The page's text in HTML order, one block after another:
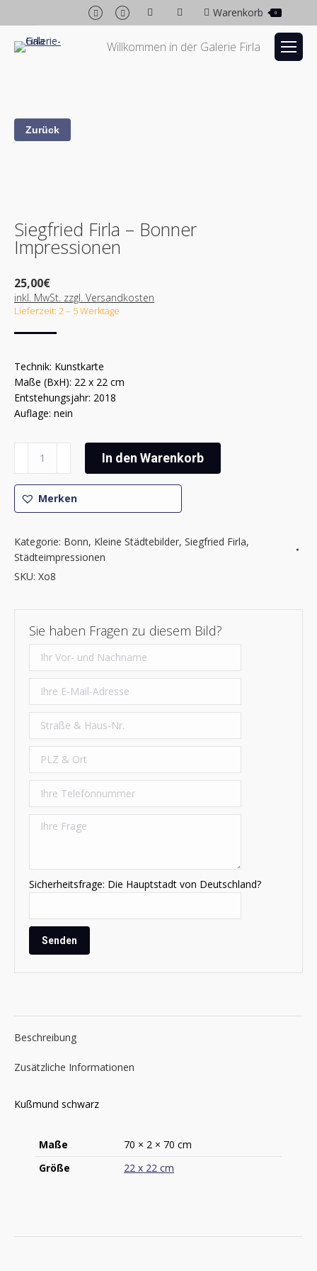
Facebook
page
opens
Instagram
page
opens
in
Warenkorb 0
Willkommen in der Galerie Firla
Siegfried Firla – Bonner
Impressionen
25,00€
inkl. MwSt. zzgl. Versandkosten
Lieferzeit: 2 – 5 Werktage
Technik: Kunstkarte
Maße (BxH): 22 x 22 cm
Entstehungsjahr: 2018
Auflage: nein
Bonner
Impressionen
In den Warenkorb
Merken
Kategorie: Bonn, Kleine Städtebilder, Siegfried Firla,
Städteimpressionen
SKU: Xo8
Sie haben Fragen zu diesem Bild?
Sicherheitsfrage: Die Hauptstadt von Deutschland?
Beschreibung
Zusätzliche Informationen
Kußmund schwarz
Maße
70 × 2 × 70 cm
Größe
22 x 22 cm